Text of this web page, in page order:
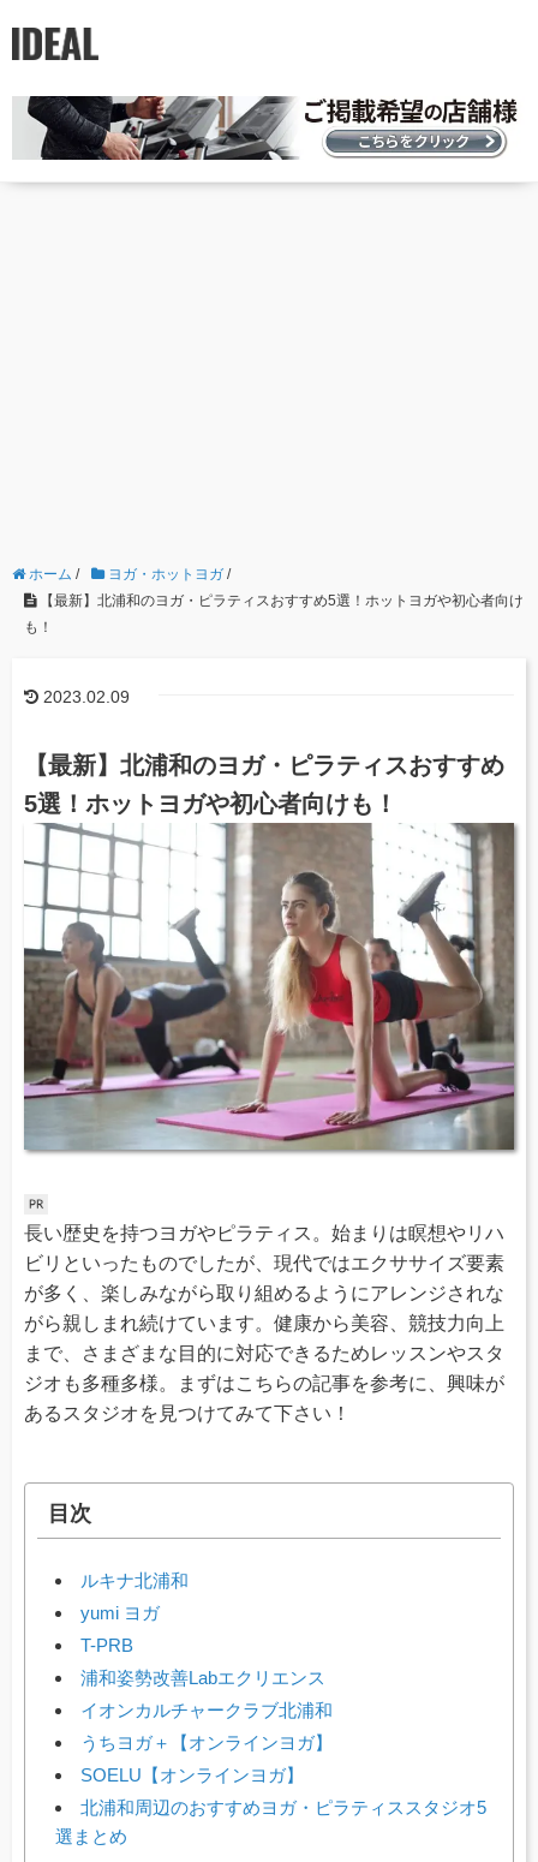
ホーム / ヨガ・ホットヨガ /
【最新】北浦和のヨガ・ピラティスおすすめ5選！ホットヨガや初心者向け
も！
2023.02.09
【最新】北浦和のヨガ・ピラティスおすすめ
5選！ホットヨガや初心者向けも！
長い歴史を持つヨガやピラティス。始まりは瞑想やリハ
ビリといったものでしたが、現代ではエクササイズ要素
が多く、楽しみながら取り組めるようにアレンジされな
がら親しまれ続けています。健康から美容、競技力向上
まで、さまざまな目的に対応できるためレッスンやスタ
ジオも多種多様。まずはこちらの記事を参考に、興味が
あるスタジオを見つけてみて下さい！
目次
ルキナ北浦和
yumi ヨガ
T-PRB
浦和姿勢改善Labエクリエンス
イオンカルチャークラブ北浦和
うちヨガ＋【オンラインヨガ】
SOELU【オンラインヨガ】
北浦和周辺のおすすめヨガ・ピラティススタジオ5
選まとめ